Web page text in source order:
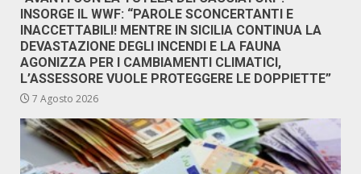
INSORGE IL WWF: “PAROLE SCONCERTANTI E
INACCETTABILI! MENTRE IN SICILIA CONTINUA LA
DEVASTAZIONE DEGLI INCENDI E LA FAUNA
AGONIZZA PER I CAMBIAMENTI CLIMATICI,
L’ASSESSORE VUOLE PROTEGGERE LE DOPPIETTE”
7 Agosto 2026